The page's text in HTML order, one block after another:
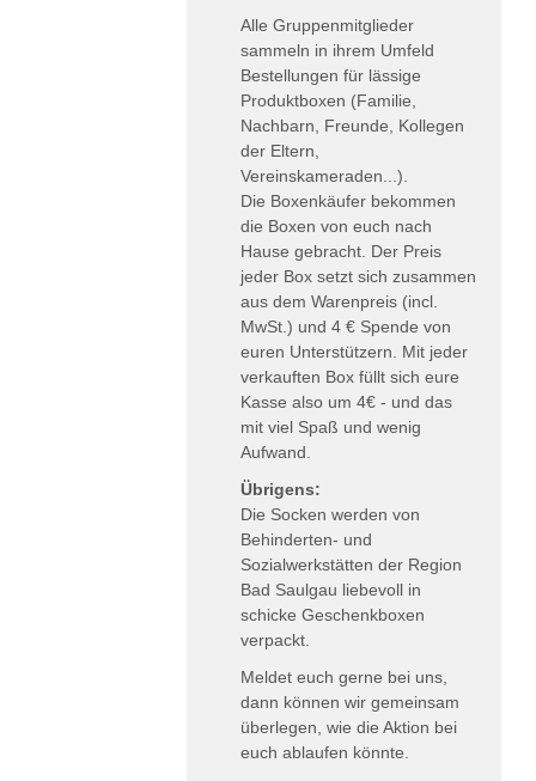
Alle Gruppenmitglieder
sammeln in ihrem Umfeld
Bestellungen für lässige
Produktboxen (Familie,
Nachbarn, Freunde, Kollegen
der Eltern,
Vereinskameraden...).
Die Boxenkäufer bekommen
die Boxen von euch nach
Hause gebracht. Der Preis
jeder Box setzt sich zusammen
aus dem Warenpreis (incl.
MwSt.) und 4 € Spende von
euren Unterstützern. Mit jeder
verkauften Box füllt sich eure
Kasse also um 4€ - und das
mit viel Spaß und wenig
Aufwand.
Übrigens:
Die Socken werden von
Behinderten- und
Sozialwerkstätten der Region
Bad Saulgau liebevoll in
schicke Geschenkboxen
verpackt.
Meldet euch gerne bei uns,
dann können wir gemeinsam
überlegen, wie die Aktion bei
euch ablaufen könnte.